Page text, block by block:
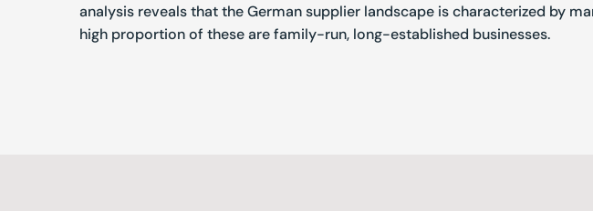
analysis reveals that the German supplier landscape is characterized by
high proportion of these are family-run, long-established businesses.